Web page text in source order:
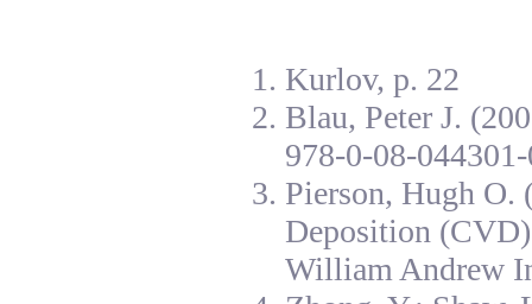
Kurlov, p. 22
Blau, Peter J.
978-0-08-
Pierson, Hugh O.
Deposition
William Andrew